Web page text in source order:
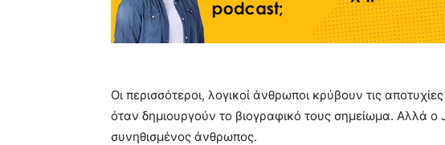
Οι περισσότεροι, λογικοί άνθρωποι κρύβουν τις
όταν δημιουργούν το βιογραφικό τους σημείωμα. Αλλά ο
συνηθισμένος άνθρωπος.